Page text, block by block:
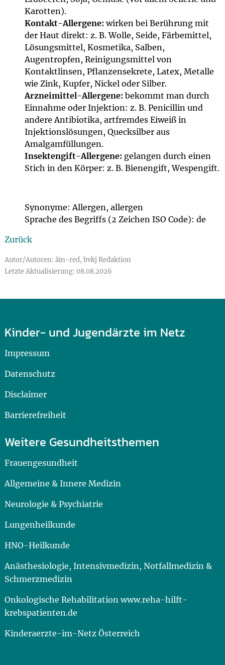
Karotten).
Kontakt-Allergene: wirken bei Berührung mit
der Haut direkt: z. B. Wolle, Seide, Färbemittel,
Lösungsmittel, Kosmetika, Salben,
Augentropfen, Reinigungsmittel von
Kontaktlinsen, Pflanzensekrete, Latex, Metalle
wie Zink, Kupfer, Nickel oder Silber.
Arzneimittel-Allergene: bekommt man durch
Einnahme oder Injektion: z. B. Penicillin und
andere Antibiotika, artfremdes Eiweiß in
Injektionslösungen, Quecksilber aus
Amalgamfüllungen.
Insektengift-Allergene: gelangen durch einen
Stich in den Körper: z. B. Bienengift, Wespengift.
Synonyme: Allergen, allergen
Sprache des Begriffs (2 Zeichen ISO Code): de
Zurück
Autor/Autoren: äin-red, bvkj Redaktion
Letzte Aktualisierung: 08.08.2026
Kinder- und Jugendärzte im Netz
Impressum
Datenschutz
Disclaimer
Barrierefreiheit
Weitere Gesundheitsthemen
Frauengesundheit
Allgemeine & Innere Medizin
Neurologie & Psychiatrie
Lungenheilkunde
HNO-Heilkunde
Anästhesiologie, Intensivmedizin, Notfallmedizin &
Schmerzmedizin
Onkologische Rehabilitation www.reha-hilft-
krebspatienten.de
Kinderaerzte-im-Netz Österreich